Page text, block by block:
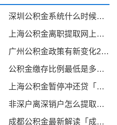
深圳公积金系统什么时候恢复「深圳公积金存在未办结业务怎么处理」
上海公积金离职提取网上办理「网上公积金提取」
广州公积金政策有新变化2020「广州公积金购房政策」
公积金缴存比例最低是多少「住房公积金缴纳比例」
上海公积金暂停冲还贷「上海公积金一次性冲还贷」
非深户离深销户怎么提取公积金「非深户离深销户提取公积金多久到账」
成都公积金最新解读「成都公积金使用政策」